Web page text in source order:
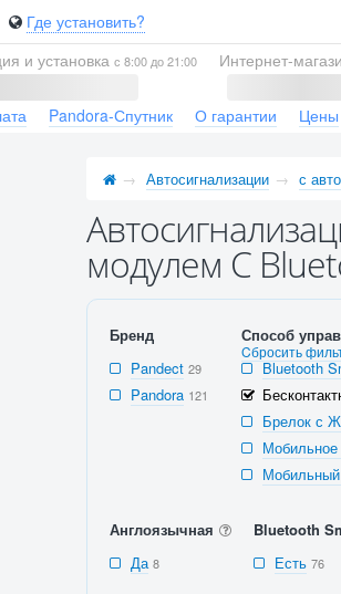
Где установить?
и установка с 8:00 до 21:00 Интернет-
Pandora-Спутник О гарантии Цены
Автосигнализации с
модулем С
Бренд
Pandect 29
Pandora 121
Способ
Cбросить
Bluetooth
Брелок с
Англоязычная
Да 8
Bluetooth
Есть 76